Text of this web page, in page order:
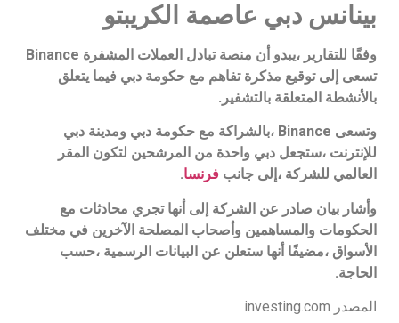
بينانس دبي عاصمة الكريبتو
وفقًا للتقارير ،يبدو أن منصة تبادل العملات المشفرة Binance
تسعى إلى توقيع مذكرة تفاهم مع حكومة دبي فيما يتعلق
بالأنشطة المتعلقة بالتشفير.
وتسعى Binance ،بالشراكة مع حكومة دبي ومدينة دبي
للإنترنت ،ستجعل دبي واحدة من المرشحين لتكون المقر
العالمي للشركة ،إلى جانب فرنسا.
وأشار بيان صادر عن الشركة إلى أنها تجري محادثات مع
الحكومات والمساهمين وأصحاب المصلحة الآخرين في مختلف
الأسواق ،مضيفًا أنها ستعلن عن البيانات الرسمية ،حسب
الحاجة.
المصدر investing.com